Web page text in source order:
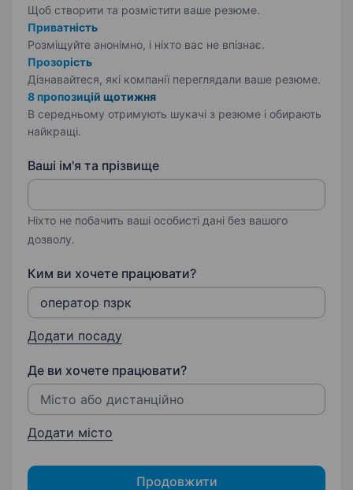
Щоб створити та розмістити ваше резюме.
Приватність
Розміщуйте анонімно, і ніхто вас не впізнає.
Прозорість
Дізнавайтеся, які компанії переглядали ваше резюме.
8 пропозицій щотижня
В середньому отримують шукачі з резюме і обирають
найкращі.
Ваші ім'я та прізвище
Ніхто не побачить ваші особисті дані без вашого
дозволу.
Ким ви хочете працювати?
Додати посаду
Де ви хочете працювати?
Додати місто
Продовжити